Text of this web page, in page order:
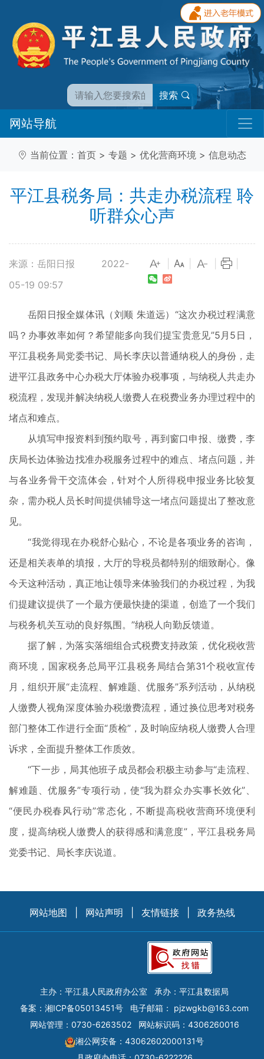
搜索
网站导航
当前位置： 首页 > 专题 > 优化营商环境 > 信息动态
平江县税务局：共走办税流程 聆
听群众心声
来源：岳阳日报
2022-
05-19 09:57
岳阳日报全媒体讯（刘顺 朱道远）“这次办税过程满意
吗？办事效率如何？希望能多向我们提宝贵意见”5月5日，
平江县税务局党委书记、局长李庆以普通纳税人的身份，走
进平江县政务中心办税大厅体验办税事项，与纳税人共走办
税流程，发现并解决纳税人缴费人在税费业务办理过程中的
堵点和难点。
从填写申报资料到预约取号，再到窗口申报、缴费，李
庆局长边体验边找准办税服务过程中的难点、堵点问题，并
与各业务骨干交流体会，针对个人所得税申报业务比较复
杂，需办税人员长时间提供辅导这一堵点问题提出了整改意
见。
“我觉得现在办税舒心贴心，不论是各项业务的咨询，
还是相关表单的填报，大厅的导税员都特别的细致耐心。像
今天这种活动，真正地让领导来体验我们的办税过程，为我
们提建议提供了一个最方便最快捷的渠道，创造了一个我们
与税务机关互动的良好氛围。”纳税人向勤反馈道。
据了解，为落实落细组合式税费支持政策，优化税收营
商环境，国家税务总局平江县税务局结合第31个税收宣传
月，组织开展“走流程、解难题、优服务”系列活动，从纳税
人缴费人视角深度体验办税缴费流程，通过换位思考对税务
部门整体工作进行全面“质检”，及时响应纳税人缴费人合理
诉求，全面提升整体工作质效。
“下一步，局其他班子成员都会积极主动参与“走流程、
解难题、优服务”专项行动，使“我为群众办实事长效化”、
“便民办税春风行动”常态化，不断提高税收营商环境便利
度，提高纳税人缴费人的获得感和满意度”，平江县税务局
党委书记、局长李庆说道。
网站地图 网站声明 友情链接 政务热线
主办：平江县人民政府办公室
承办：平江县数据局
备案： 湘ICP备05013451号 电子邮箱： pjzwgkb@163.com
网站管理：0730-6263502
网站标识码：4306260016
湘公网安备：43062602000131号